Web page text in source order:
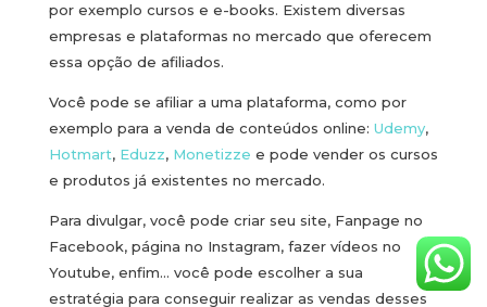
por exemplo cursos e e-books. Existem diversas
empresas e plataformas no mercado que oferecem
essa opção de afiliados.
Você pode se afiliar a uma plataforma, como por
exemplo para a venda de conteúdos online: Udemy,
Hotmart, Eduzz, Monetizze e pode vender os cursos
e produtos já existentes no mercado.
Para divulgar, você pode criar seu site, Fanpage no
Facebook, página no Instagram, fazer vídeos no
Youtube, enfim… você pode escolher a sua
estratégia para conseguir realizar as vendas desses